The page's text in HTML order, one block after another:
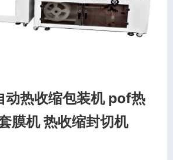
热收缩包装机 pof热
膜机 热收缩封切机